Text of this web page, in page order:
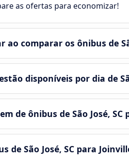
as ofertas para economizar!
comparar os ônibus de
disponíveis por dia de
de ônibus de São José, SC
São José, SC para